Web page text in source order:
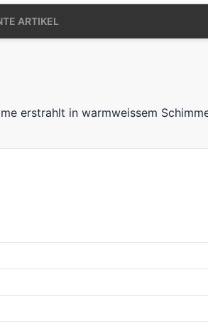
ARTIKEL
erstrahlt in warmweissem